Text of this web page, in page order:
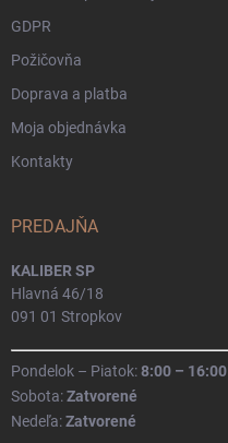
GDPR
Požičovňa
Doprava a platba
Moja objednávka
Kontakty
PREDAJŇA
KALIBER SP
Hlavná 46/18
091 01 Stropkov
Pondelok – Piatok:8:00 – 16:00
Sobota:Zatvorené
Nedeľa:Zatvorené